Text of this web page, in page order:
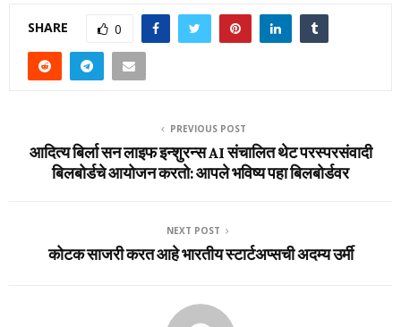
SHARE 0
PREVIOUS POST
आदित्य बिर्ला सन लाइफ इन्शुरन्स AI संचालित थेट परस्परसंवादी
बिलबोर्डचे आयोजन करतो: आपले भविष्य पहा बिलबोर्डवर
NEXT POST
कोटक साजरी करत आहे भारतीय स्टार्टअप्सची अदम्य उर्मी